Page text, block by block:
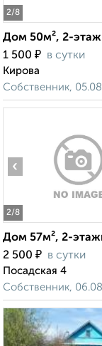
2/8
Дом 50м², 2-
1 500 ₽ в сутки
Кирова
Собственник,
2/8
‹
Дом 57м², 2-
2 500 ₽ в сутки
Посадская 4
Собственник,